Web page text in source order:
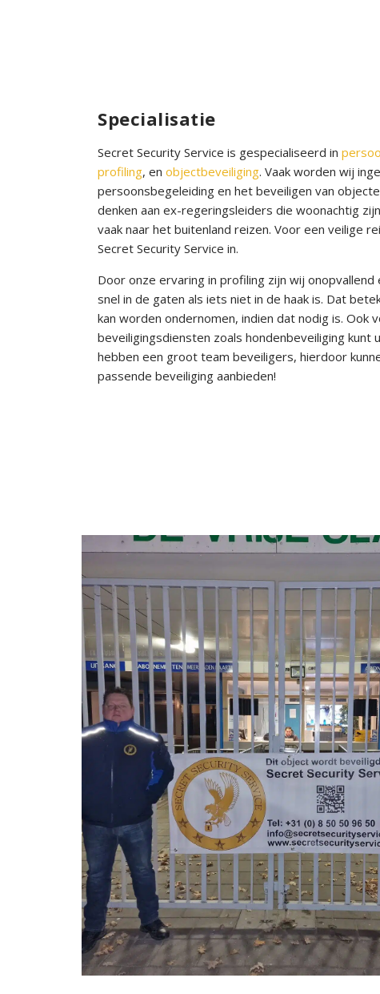
Specialisatie
Secret Security Service is gespecialiseerd in
profiling, en objectbeveiliging. Vaak worden wij
persoonsbegeleiding en het beveiligen van
denken aan ex-regeringsleiders die woonachtig
vaak naar het buitenland reizen. Voor een veilige
Secret Security Service in.
Door onze ervaring in profiling zijn wij onopvallend
snel in de gaten als iets niet in de haak is. Dat
kan worden ondernomen, indien dat nodig is. Ook
beveiligingsdiensten zoals hondenbeveiliging kunt
hebben een groot team beveiligers, hierdoor
passende beveiliging aanbieden!